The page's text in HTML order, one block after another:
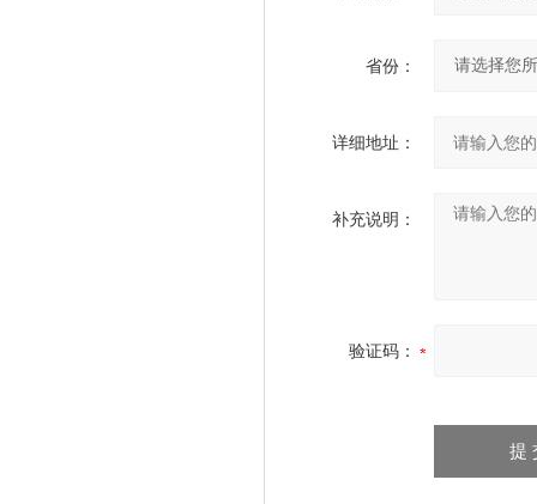
省份：
详细地址：
补充说明：
验证码：